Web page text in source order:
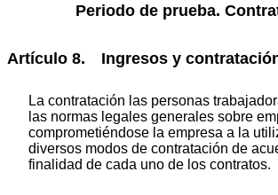
Periodo de prueba.
Artículo 8. Ingresos y
La contratación las personas
las normas legales generales sobre
comprometiéndose la empresa a la
diversos modos de contratación de
finalidad de cada uno de los contratos.